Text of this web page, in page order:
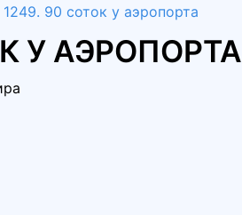
1249. 90 соток у аэропорта
У АЭРОПОРТА